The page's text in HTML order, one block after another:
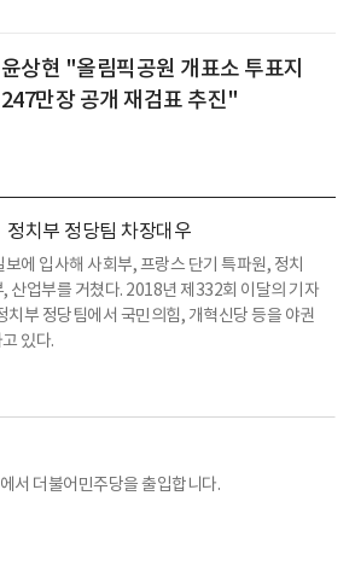
윤상현 "올림픽공원 개표소 투표지
247만장 공개 재검표 추진"
정치부 정당팀 차장대우
에 입사해 사회부, 프랑스 단기 특파원, 정치
산업부를 거쳤다. 2018년 제332회 이달의 기자
치부 정당팀에서 국민의힘, 개혁신당 등을 야권
있다.
서 더불어민주당을 출입합니다.